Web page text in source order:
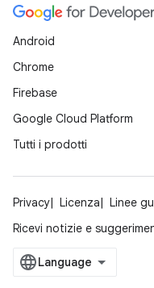
Android
Chrome
Firebase
Google Cloud Platform
Tutti i prodotti
Privacy Licenza Linee
Ricevi notizie e